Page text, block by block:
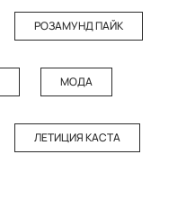
РОЗАМУНД ПАЙК
МОДА
ЛЕТИЦИЯ КАСТА